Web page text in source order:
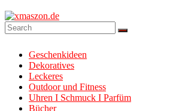
Geschenkideen
Dekoratives
Leckeres
Outdoor und Fitness
Uhren I Schmuck I Parfüm
Bücher